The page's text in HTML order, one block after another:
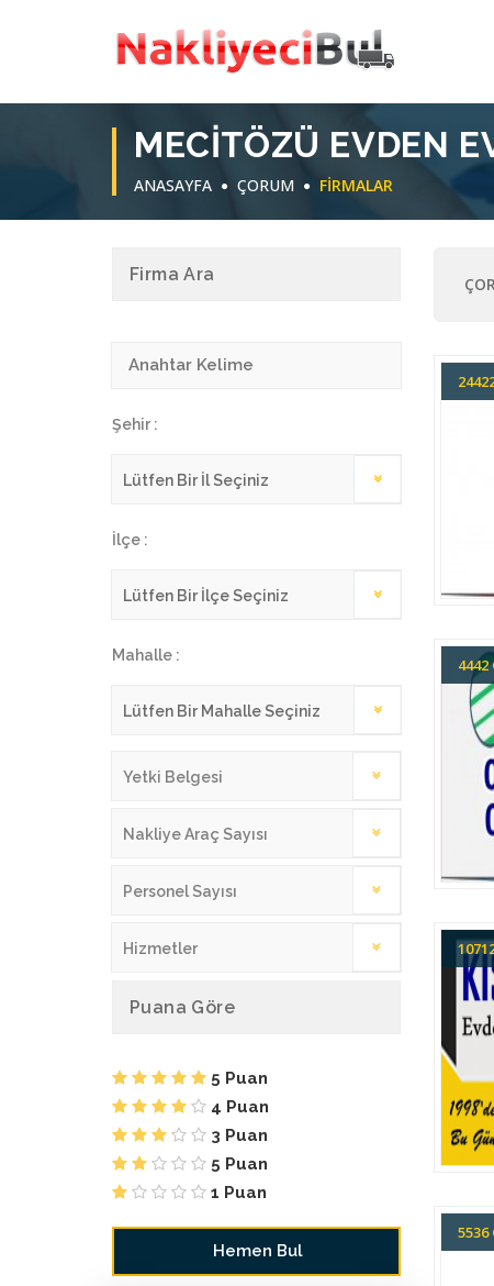
MECITÖZÜ EVDEN
ANASAYFA ÇORUM FIRMALAR
Firma Ara
Şehir :
İlçe :
Mahalle :
Yetki Belgesi
Nakliye Araç Sayısı
Personel Sayısı
Hizmetler
Puana Göre
5 Puan
4 Puan
3 Puan
5 Puan
1 Puan
4442
5536